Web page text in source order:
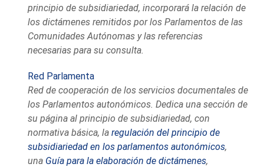
principio de subsidiariedad, incorporará la relación de
los dictámenes remitidos por los Parlamentos de las
Comunidades Autónomas y las referencias
necesarias para su consulta.
Red Parlamenta
Red de cooperación de los servicios documentales de
los Parlamentos autonómicos. Dedica una sección de
su página al principio de subsidiariedad, con
normativa básica, laregulación del principio de
subsidiariedad en los parlamentos autonómicos,
una Guía para la elaboración de dictámenes,